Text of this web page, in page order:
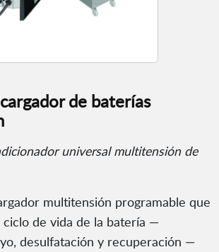
de baterías
universal multitensión de
multitensión programable que
de vida de la batería —
desulfatación y recuperación —